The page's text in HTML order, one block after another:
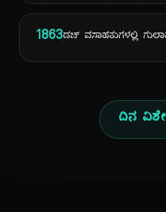
1863ಡಚ್ ವಸಾಹತುಗಳಲ್ಲಿ
ದಿನ